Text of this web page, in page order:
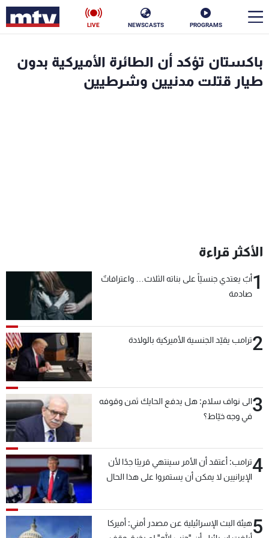
PROGRAMS
NEWSCASTS
LIVE
باكستان تؤكد أن الطائرة الأميركية بدون
طيار قتلت مدنيين وشرطيين
الأكثر قراءة
1أبٌ يعتدي جنسيّاً على بناته الثلاث… واعترافاتٌ
صادمة
2ترامب يقيّد الجنسية الأميركية بالولادة
3الى نواف سلام: هل يدفع الحايك ثمن وقوفه
في وجه خيّاط؟
4ترامب: أعتقد أن الأمر سينتهي قريبًا جدًا لأن
الإيرانيين لا يمكن أن يستمروا على هذا الحال
5هيئة البث الإسرائيلية عن مصدر أمني: أميركا
الأخبار
البرامج
شاهد البرامج
الترددات
عن MTV
الإنـتـاج
وظائف
شروط الإسـتخدام
سياسة الخصوصية